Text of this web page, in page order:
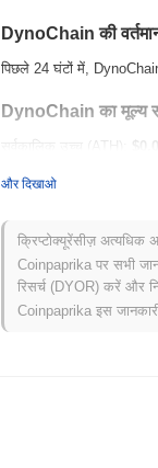
DynoChain की
पिछले 24 घंटों में,
DynoChain का मूल्य
सर्वकालिक उच्च (ATH):
व्यापक क्रिप्टो बाजार
पिछले 7 दिनों में,
मूल्य कार्रवाई में अस्थायी
और दिखाओ
क्रिप्टोक्यूरेंसीज़ अत्यधिक
Coinpaprika पर सभी
रिसर्च (DYOR) करें और
Coinpaprika इस